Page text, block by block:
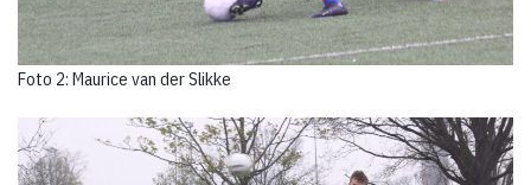
Foto 2: Maurice van der Slikke